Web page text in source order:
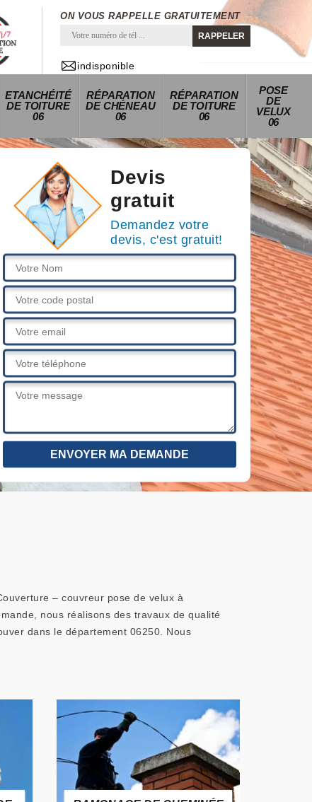
ON VOUS RAPPELLE GRATUITEMENT
indisponible
ETANCHÉITÉ
DE TOITURE
06
RÉPARATION
DE CHÉNEAU
06
RÉPARATION
DE TOITURE
06
POSE
DE
VELUX
06
Devis
gratuit
Demandez votre
devis, c'est gratuit!
– couvreur pose de velux à
nous réalisons des travaux de qualité
dans le département 06250. Nous